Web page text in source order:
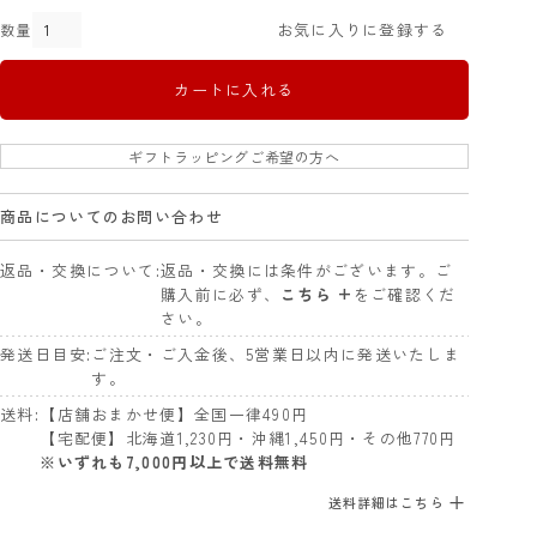
お気に入りに登録する
カートに入れる
ギフトラッピングご希望の方へ
商品についてのお問い合わせ
返品・交換について 返品・交換には条件がございます。ご
購入前に必ず、 こちら + をご確認くだ
さい。
発送日目安 ご注文・ご入金後、5営業日以内に発送いたしま
す。
送料
【店舗おまかせ便】全国一律490円
【宅配便】北海道1,230円・沖縄1,450円・その他770円
※いずれも7,000円以上で送料無料
送料詳細はこちら